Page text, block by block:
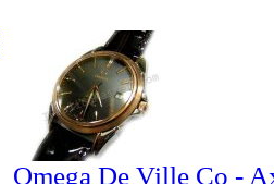
Omega De Ville Co -